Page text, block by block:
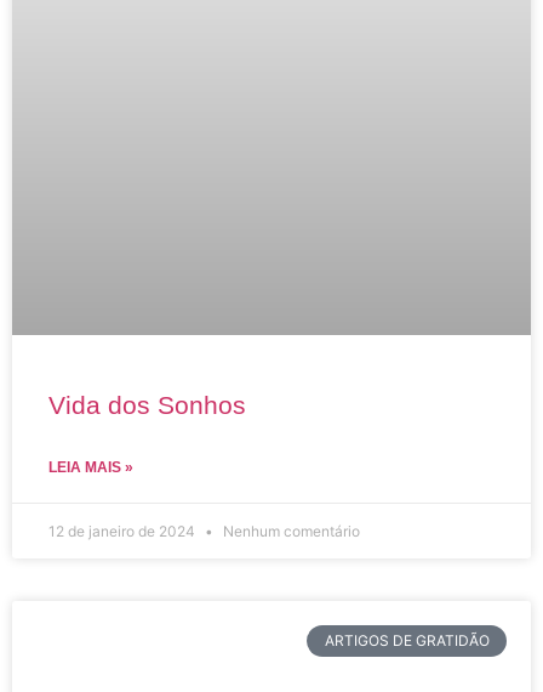
Vida dos Sonhos
LEIA MAIS »
12 de janeiro de 2024 Nenhum comentário
ARTIGOS DE GRATIDÃO